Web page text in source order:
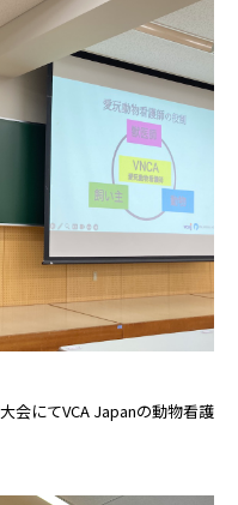
会にてVCA Japanの動物看護